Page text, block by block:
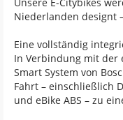
Niederlanden designt
Eine vollständig
In Verbindung mit der
Smart System von
Fahrt – einschließlich
und eBike ABS – zu